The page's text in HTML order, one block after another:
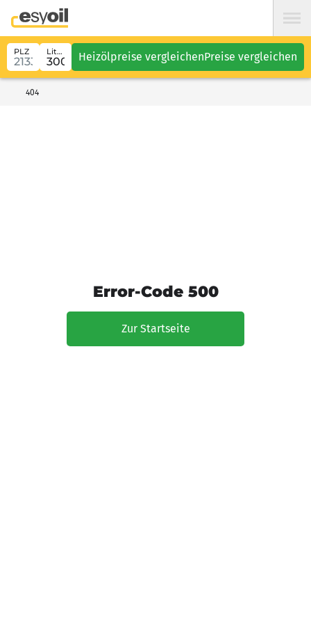
PLZ Liter Heizölpreise vergleichenPreise vergleichen
404
Error-Code 500
Zur Startseite